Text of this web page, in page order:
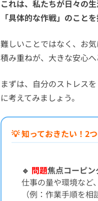
これは、私たちが日々の
「具体的な作戦」のことを
難しいことではなく、お
積み重ねが、大きな安心へ
まずは、自分のストレスを
に考えてみましょう。
💡 知っておきたい！2
🔹 問題焦点コーピン
仕事の量や環境など
（例：作業手順を